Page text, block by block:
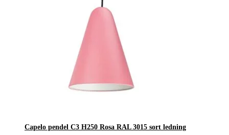
Capelo pendel C3 H250 Rosa RAL 3015 sort ledning